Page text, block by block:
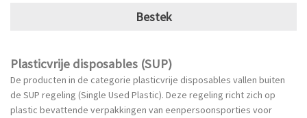
Bestek
Plasticvrije disposables (SUP)
De producten in de categorie plasticvrije disposables vallen buiten
de SUP regeling (Single Used Plastic). Deze regeling richt zich op
plastic bevattende verpakkingen van eenpersoonsporties voor